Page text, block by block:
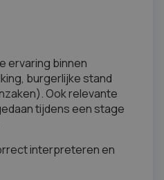
ervaring binnen
burgerlijke stand
Ook relevante
tijdens een stage
interpreteren en